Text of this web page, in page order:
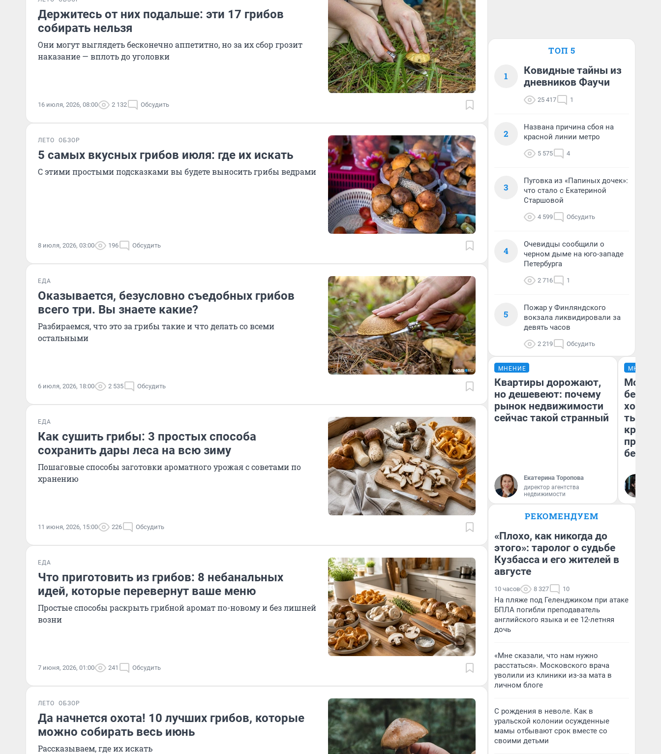
Держитесь от них подальше: эти 17 грибов
собирать нельзя
Они могут выглядеть бесконечно аппетитно, но за их сбор грозит
наказание — вплоть до уголовки
16 июля, 2026, 08:00 2 132 Обсудить
ЛЕТО ОБЗОР
5 самых вкусных грибов июля: где их искать
С этими простыми подсказками вы будете выносить грибы ведрами
8 июля, 2026, 03:00 196 Обсудить
ЕДА
Оказывается, безусловно съедобных грибов
всего три. Вы знаете какие?
Разбираемся, что это за грибы такие и что делать со всеми
остальными
6 июля, 2026, 18:00 2 535 Обсудить
ЕДА
Как сушить грибы: 3 простых способа
сохранить дары леса на всю зиму
Пошаговые способы заготовки ароматного урожая с советами по
хранению
11 июня, 2026, 15:00 226 Обсудить
ЕДА
Что приготовить из грибов: 8 небанальных
идей, которые перевернут ваше меню
Простые способы раскрыть грибной аромат по-новому и без лишней
возни
7 июня, 2026, 01:00 241 Обсудить
ЛЕТО ОБЗОР
Да начнется охота! 10 лучших грибов, которые
можно собирать весь июнь
Рассказываем, где их искать
ТОП 5
1
Ковидные тайны из
дневников Фаучи
25 417 1
2
Названа причина сбоя на
красной линии метро
5 575 4
3
Пуговка из «Папиных дочек»:
что стало с Екатериной
Старшовой
4 599 Обсудить
4
Очевидцы сообщили о
черном дыме на юго-западе
Петербурга
2 716 1
5
Пожар у Финляндского
вокзала ликвидировали за
девять часов
2 219 Обсудить
МНЕНИЕ
Квартиры дорожают,
но дешевеют: почему
рынок недвижимости
сейчас такой странный
Екатерина Торопова
директор агентства
недвижимости
МНЕНИЕ
Мой
хотела
тысяч,
РЕКОМЕНДУЕМ
«Плохо, как никогда до
этого»: таролог о судьбе
Кузбасса и его жителей в
августе
10 часов 8 327 10
На пляже под Геленджиком при атаке
БПЛА погибли преподаватель
английского языка и ее 12-летняя
дочь
«Мне сказали, что нам нужно
расстаться». Московского врача
уволили из клиники из-за мата в
личном блоге
С рождения в неволе. Как в
уральской колонии осужденные
мамы отбывают срок вместе со
своими детьми